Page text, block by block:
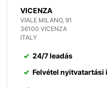
VICENZA
VIALE MILANO, 91
36100 VICENZA
ITALY
24/7 leadás
Felvétel nyitvatartási